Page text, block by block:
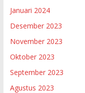
Januari 2024
Desember 2023
November 2023
Oktober 2023
September 2023
Agustus 2023